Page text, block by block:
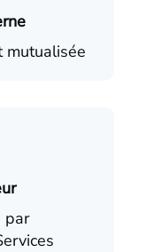
mutualisée
par